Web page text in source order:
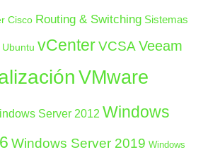
Cisco Routing & Switching Sistemas
Ubuntu vCenter VCSA Veeam
VMware
Server 2012 Windows
Windows Server 2019 Windows